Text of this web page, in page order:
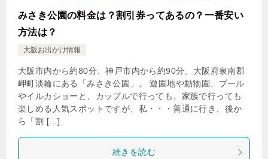
みさき公園の料金は？割引券ってあるの？一番安い
方法は？
大阪お出かけ情報
大阪市内から約80分、神戸市内から約90分、大阪府泉南郡
岬町淡輪にある「みさき公園」。 遊園地や動物園、プール
やイルカショーと、カップルで行っても、家族で行っても
楽しめる人気スポットですが、私・・・普通に行き、後か
ら「割 […]
続きを読む